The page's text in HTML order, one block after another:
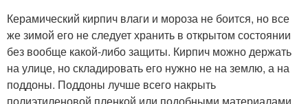
Керамический кирпич влаги и мороза не боится, но все
же зимой его не следует хранить в открытом состоянии
без вообще какой-либо защиты. Кирпич можно держать
на улице, но складировать его нужно не на землю, а на
поддоны. Поддоны лучше всего накрыть